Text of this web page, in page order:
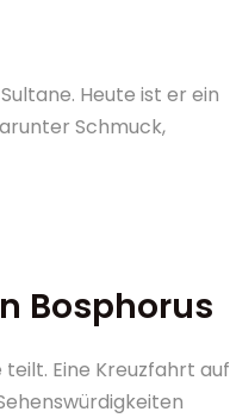
Heute ist er ein
Schmuck,
Bosphorus
Eine Kreuzfahrt auf